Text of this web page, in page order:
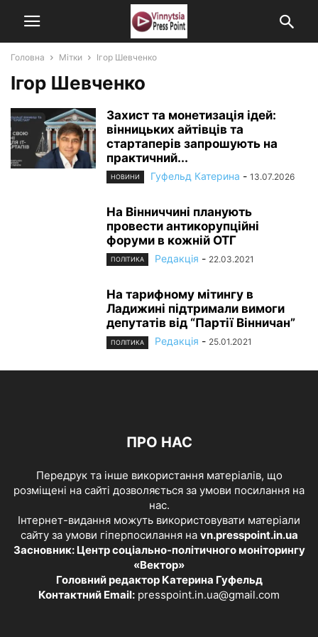
Головна Мітки Ігор Шевченко
Ігор Шевченко
Захист та монетизація ідей:
вінницьких айтівців та
стартаперів запрошують на
практичний...
НОВИНИ Гуфельд Катерина - 13.07.2026
На Вінниччині планують
провести антикорупційні
форуми в кожній ОТГ
ПОЛІТИКА Редакція - 22.03.2021
На тарифному мітингу в
Ладижині підтримали вимоги
депутатів від “Партії Вінничан”
ПОЛІТИКА Редакція - 25.01.2021
ПРО НАС
Передрук та інше використання матеріалів, що
розміщені на сайті дозволяється за умови посилання на
нас.
Інтернет-видання можуть використовувати матеріали
сайту за умови гіперпосилання на vn.presspoint.in.ua
Засновник: Центр соціально-політичного моніторингу
«Вектор»
Головний редактор Катерина Гуфельд
Контактний Email: presspoint.in.ua@gmail.com